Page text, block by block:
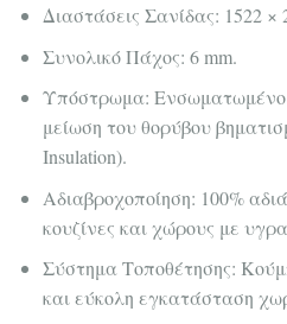
Διαστάσεις Σανίδας: 1522 ×
Συνολικό Πάχος: 6 mm.
Υπόστρωμα:
μείωση του θορύβου
Insulation).
Αδιαβροχοποίηση: 100%
κουζίνες και χώρους με
Σύστημα Τοποθέτησης:
και εύκολη εγκατάσταση